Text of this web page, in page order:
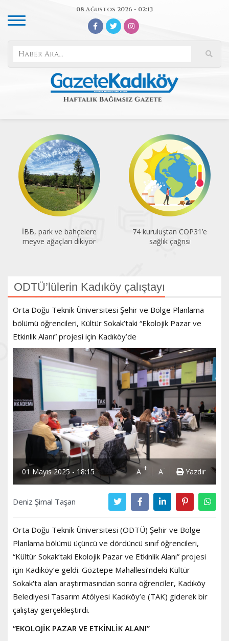
08 Ağustos 2026 - 02:13
İBB, park ve bahçelere
meyve ağaçları dikiyor
74 kuruluştan COP31’e
sağlık çağrısı
ODTÜ’lülerin Kadıköy çalıştayı
Orta Doğu Teknik Üniversitesi Şehir ve Bölge Planlama
bölümü öğrencileri, Kültür Sokak’taki “Ekolojik Pazar ve
Etkinlik Alanı” projesi için Kadıköy’de
01 Mayıs 2025 - 18:15 A + A- Yazdır
Deniz Şimal Taşan
Orta Doğu Teknik Üniversitesi (ODTÜ) Şehir ve Bölge
Planlama bölümü üçüncü ve dördüncü sınıf öğrencileri,
“Kültür Sokak’taki Ekolojik Pazar ve Etkinlik Alanı” projesi
için Kadıköy’e geldi. Göztepe Mahallesi’ndeki Kültür
Sokak'ta alan araştırmasından sonra öğrenciler, Kadıköy
Belediyesi Tasarım Atölyesi Kadıköy’e (TAK) giderek bir
çalıştay gerçekleştirdi.
“EKOLOJİK PAZAR VE ETKİNLİK ALANI”